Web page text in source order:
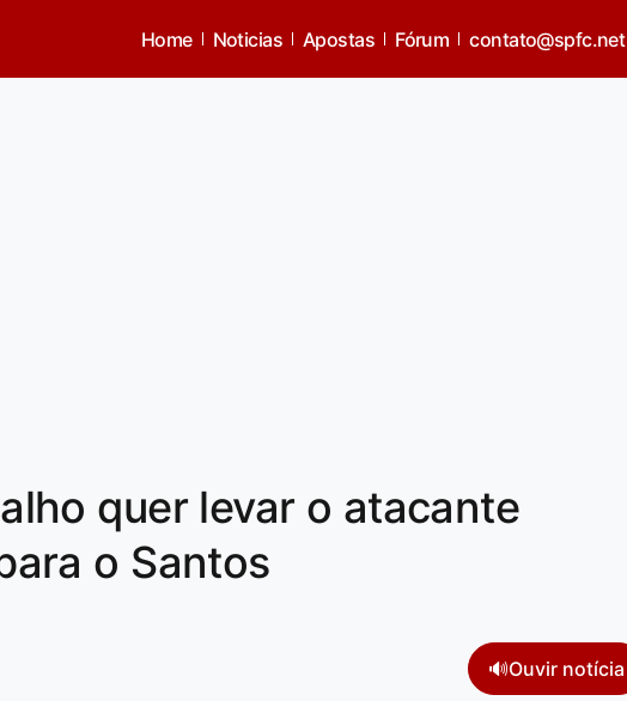
Home Noticias Apostas Fórum contato@spfc.net
quer levar o atacante
o Santos
🔊Ouvir notícia